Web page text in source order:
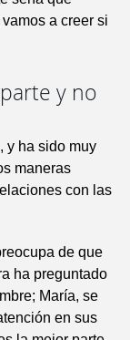
a creer si
y no
y ha sido muy
maneras
con las
de que
ha preguntado
María, se
en sus